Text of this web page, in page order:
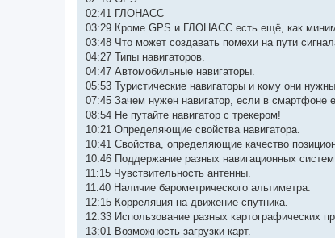
02:41 ГЛОНАСС
03:29 Кроме GPS и ГЛОНАСС есть ещё, как
03:48 Что может создавать помехи на пути
04:27 Типы навигаторов.
04:47 Автомобильные навигаторы.
05:53 Туристические навигаторы и кому они нужны.
07:45 Зачем нужен навигатор, если в смартфоне
08:54 Не путайте навигатор с трекером!
10:21 Определяющие свойства навигатора.
10:41 Свойства, определяющие качество
10:46 Поддержание разных навигационных систем.
11:15 Чувствительность антенны.
11:40 Наличие барометрического альтиметра.
12:15 Корреляция на движение спутника.
12:33 Использование разных картографических
13:01 Возможность загрузки карт.